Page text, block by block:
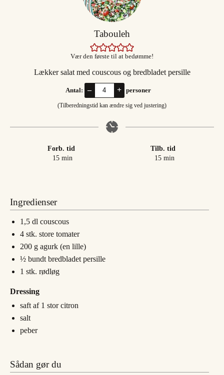
Tabouleh
Vær den første til at bedømme!
Lækker salat med couscous og bredbladet persille
Antal: – + personer
(Tilberedningstid kan ændre sig ved justering)
Forb. tid
15minutter
min
Tilb. tid
15minutter
min
Ingredienser
1,5 dl couscous
4 stk. store tomater
200 g agurk (en lille)
½ bundt bredbladet persille
1 stk. rødløg
Dressing
saft af 1 stor citron
salt
peber
Sådan gør du